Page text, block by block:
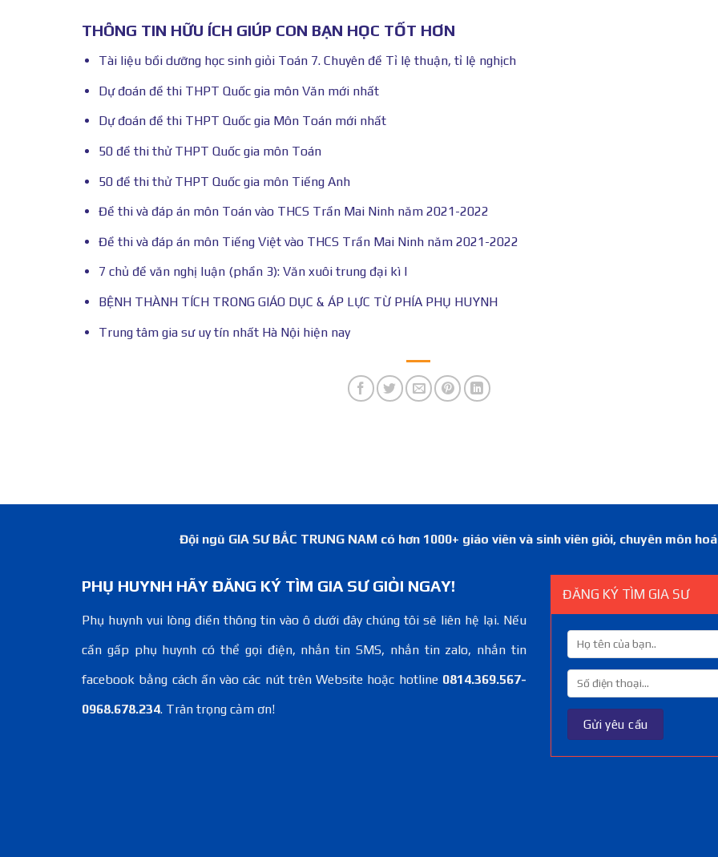
THÔNG TIN HỮU ÍCH GIÚP CON BẠN HỌC TỐT HƠN
Tài liệu bồi dưỡng học sinh giỏi Toán 7. Chuyên đề Tỉ lệ thuận, tỉ lệ nghịch
Dự đoán đề thi THPT Quốc gia môn Văn mới nhất
Dự đoán đề thi THPT Quốc gia Môn Toán mới nhất
50 đề thi thử THPT Quốc gia môn Toán
50 đề thi thử THPT Quốc gia môn Tiếng Anh
Đề thi và đáp án môn Toán vào THCS Trần Mai Ninh năm 2021-2022
Đề thi và đáp án môn Tiếng Việt vào THCS Trần Mai Ninh năm 2021-2022
7 chủ đề văn nghị luận (phần 3): Văn xuôi trung đại kì I
BỆNH THÀNH TÍCH TRONG GIÁO DỤC & ÁP LỰC TỪ PHÍA PHỤ HUYNH
Trung tâm gia sư uy tín nhất Hà Nội hiện nay
Đội ngũ GIA SƯ BẮC TRUNG NAM có hơn 1000+ giáo viên và sinh viên giỏi, chuyên môn
PHỤ HUYNH HÃY ĐĂNG KÝ TÌM GIA SƯ GIỎI NGAY!
Phụ huynh vui lòng điền thông tin vào ô dưới đây chúng tôi sẽ liên hệ lại. Nếu
cần gấp phụ huynh có thể gọi điện, nhắn tin SMS, nhắn tin zalo, nhắn tin
facebook bằng cách ấn vào các nút trên Website hoặc hotline 0814.369.567-
0968.678.234. Trân trọng cảm ơn!
ĐĂNG KÝ TÌM GIA SƯ